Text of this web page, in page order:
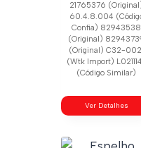
21765376
60.4.8.004
Confia) 82943538
(Original)
(Original) C32-
(Wtk Import)
(Código Similar)
Ver Detalhes